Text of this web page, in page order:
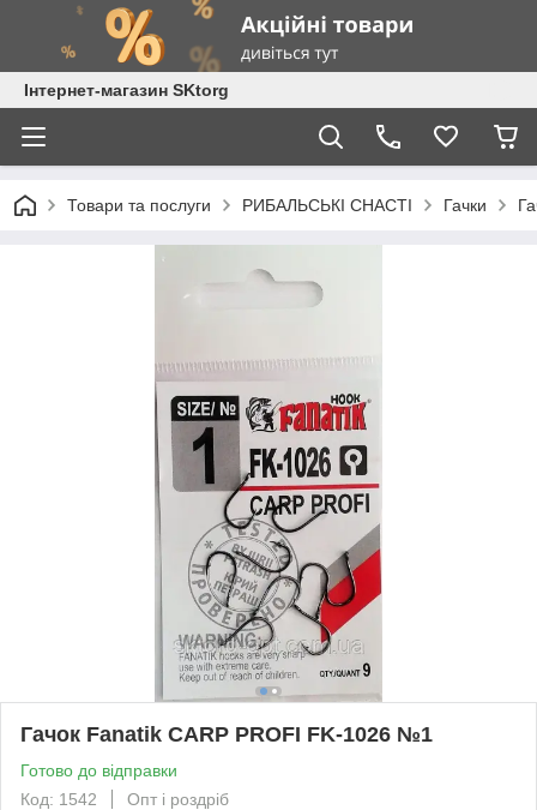
Інтернет-магазин SKtorg
Товари та послуги РИБАЛЬСЬКІ СНАСТІ Гачки
Гачок Fanatik CARP PROFI FK-1026 №1
Готово до відправки
Код: 1542
Опт і роздріб